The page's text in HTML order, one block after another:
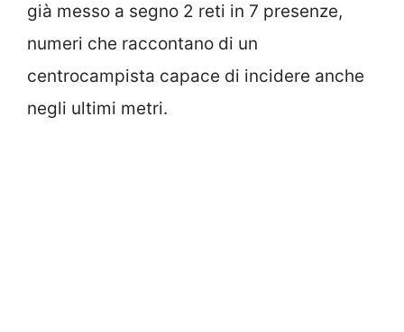
già messo a segno 2 reti in 7 presenze,
numeri che raccontano di un
centrocampista capace di incidere anche
negli ultimi metri.